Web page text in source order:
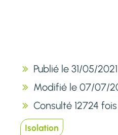
Publié le 31/05/
Modifié le 07/07/
Consulté 12724 fois
Isolation